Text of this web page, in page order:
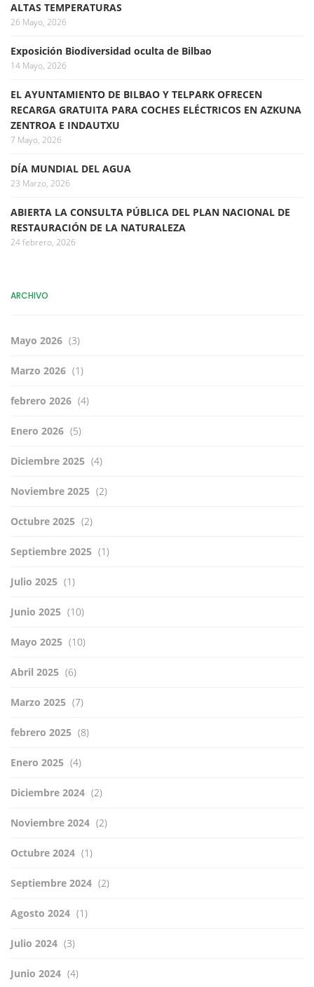
ALTAS TEMPERATURAS
26 Mayo, 2026
Exposición Biodiversidad oculta de Bilbao
14 Mayo, 2026
EL AYUNTAMIENTO DE BILBAO Y TELPARK OFRECEN
RECARGA GRATUITA PARA COCHES ELÉCTRICOS EN AZKUNA
ZENTROA E INDAUTXU
7 Mayo, 2026
DÍA MUNDIAL DEL AGUA
23 Marzo, 2026
ABIERTA LA CONSULTA PÚBLICA DEL PLAN NACIONAL DE
RESTAURACIÓN DE LA NATURALEZA
24 febrero, 2026
ARCHIVO
Mayo 2026 (3)
Marzo 2026 (1)
febrero 2026 (4)
Enero 2026 (5)
Diciembre 2025 (4)
Noviembre 2025 (2)
Octubre 2025 (2)
Septiembre 2025 (1)
Julio 2025 (1)
Junio 2025 (10)
Mayo 2025 (10)
Abril 2025 (6)
Marzo 2025 (7)
febrero 2025 (8)
Enero 2025 (4)
Diciembre 2024 (2)
Noviembre 2024 (2)
Octubre 2024 (1)
Septiembre 2024 (2)
Agosto 2024 (1)
Julio 2024 (3)
Junio 2024 (4)